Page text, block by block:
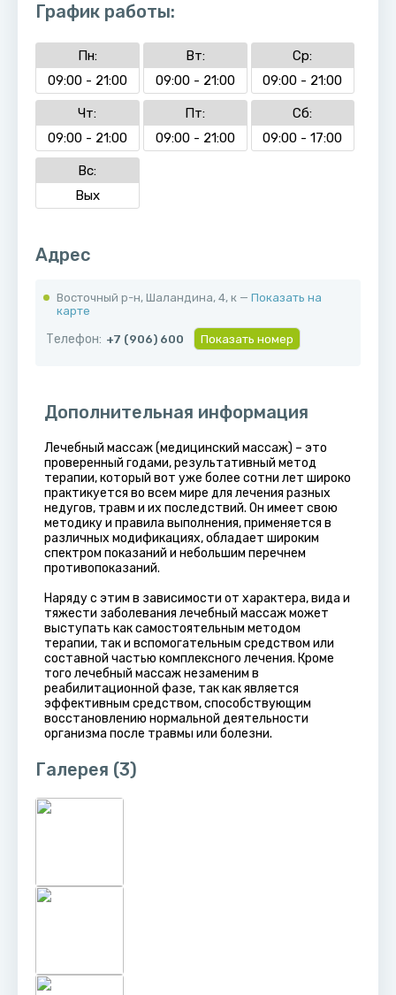
График работы:
Пн:
09:00 - 21:00
Вт:
09:00 - 21:00
Ср:
09:00 - 21:00
Чт:
09:00 - 21:00
Пт:
09:00 - 21:00
Сб:
09:00 - 17:00
Вс:
Вых
Адрес
Восточный р-н, ​Шаландина, 4, к — Показать на
карте
Телефон: +7 (906) 600 Показать номер
Дополнительная информация
Лечебный массаж (медицинский массаж) – это
проверенный годами, результативный метод
терапии, который вот уже более сотни лет широко
практикуется во всем мире для лечения разных
недугов, травм и их последствий. Он имеет свою
методику и правила выполнения, применяется в
различных модификациях, обладает широким
спектром показаний и небольшим перечнем
противопоказаний.
Наряду с этим в зависимости от характера, вида и
тяжести заболевания лечебный массаж может
выступать как самостоятельным методом
терапии, так и вспомогательным средством или
составной частью комплексного лечения. Кроме
того лечебный массаж незаменим в
реабилитационной фазе, так как является
эффективным средством, способствующим
восстановлению нормальной деятельности
организма после травмы или болезни.
Галерея (3)